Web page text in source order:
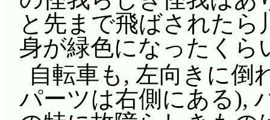
と先まで飛ばされた
身が緑色になったくら
自転車も, 左向きに倒
パーツは右側にある),